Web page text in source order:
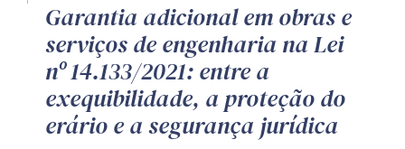
Garantia adicional em obras e
serviços de engenharia na Lei
nº 14.133/2021: entre a
exequibilidade, a proteção do
erário e a segurança jurídica